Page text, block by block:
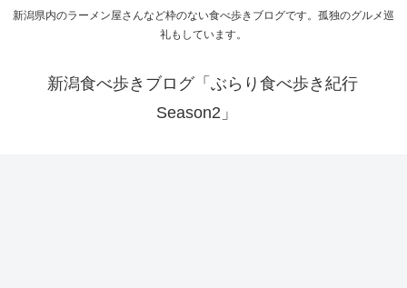
新潟県内のラーメン屋さんなど枠のない食べ歩きブログです。孤独のグルメ巡
礼もしています。
新潟食べ歩きブログ「ぶらり食べ歩き紀行
Season2」